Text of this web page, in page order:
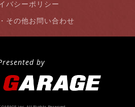
バシーポリシー
その他お問い合わせ
by